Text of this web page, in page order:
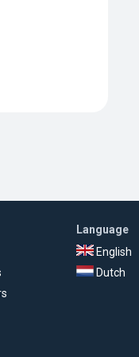
Language
English
Dutch